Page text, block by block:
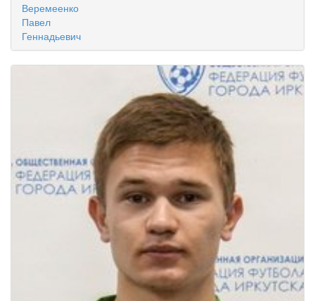
Веремеенко
Павел
Геннадьевич